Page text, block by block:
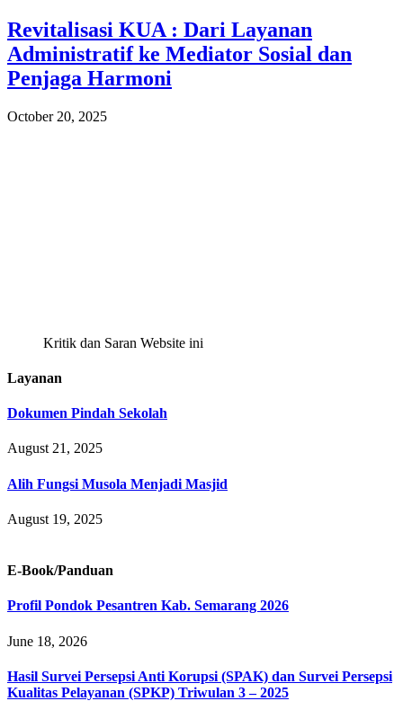
Revitalisasi KUA : Dari Layanan
Administratif ke Mediator Sosial dan
Penjaga Harmoni
October 20, 2025
Kritik dan Saran Website ini
Layanan
Dokumen Pindah Sekolah
August 21, 2025
Alih Fungsi Musola Menjadi Masjid
August 19, 2025
E-Book/Panduan
Profil Pondok Pesantren Kab. Semarang 2026
June 18, 2026
Hasil Survei Persepsi Anti Korupsi (SPAK) dan Survei Persepsi
Kualitas Pelayanan (SPKP) Triwulan 3 – 2025